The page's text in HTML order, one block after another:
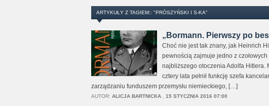
ARTYKUŁY Z TAGIEM:: "PRÓSZYŃSKI I S-KA"
„Bormann. Pierwszy po
Choć nie jest tak znany, jak Heinrich
pewnością zajmuje jedno z
najbliższego otoczenia Adolfa Hitlera.
cztery lata pełnił funkcję szefa
zarządzaniu funduszem przemysłu niemieckiego, […]
AUTOR: ALICJA BARTNICKA, 15 STYCZNIA 2016 07:00